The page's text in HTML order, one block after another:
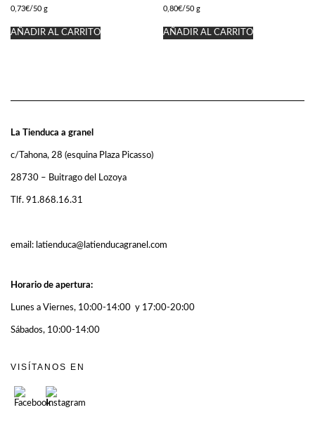
0,73€/50 g
AÑADIR AL CARRITO
0,80€/50 g
AÑADIR AL CARRITO
La Tienduca a granel
c/Tahona, 28 (esquina Plaza Picasso)
28730 – Buitrago del Lozoya
Tlf. 91.868.16.31
email: latienduca@latienducagranel.com
Horario de apertura:
Lunes a Viernes, 10:00-14:00 y 17:00-20:00
Sábados, 10:00-14:00
VISÍTANOS EN